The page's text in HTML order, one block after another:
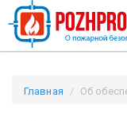
Главная
Об